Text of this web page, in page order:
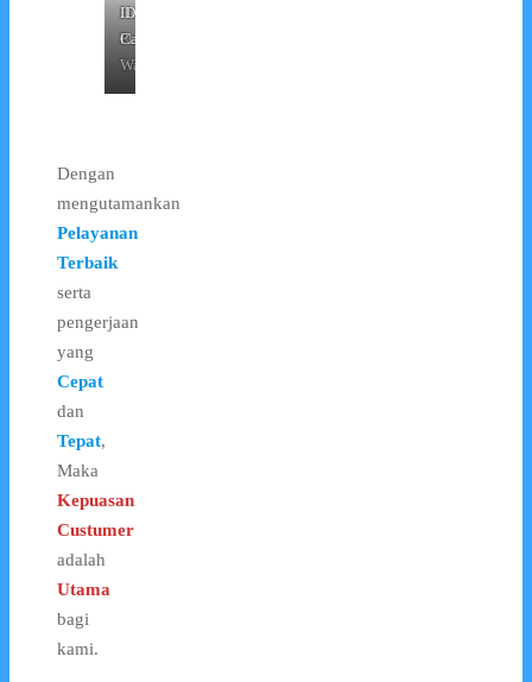
Holder
Karet
Transparant
Holder
Plastik
Warna
ID
Card
Dengan
mengutamankan
Pelayanan
Terbaik
serta
pengerjaan
yang
Cepat
dan
Tepat,
Maka
Kepuasan
Custumer
adalah
Utama
bagi
kami.